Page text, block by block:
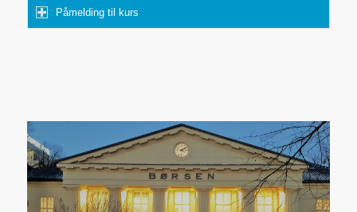
Påmelding til kurs